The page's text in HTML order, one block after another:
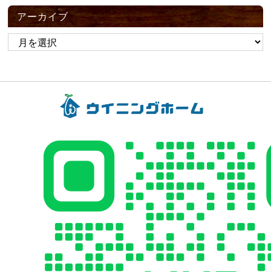
アーカイブ